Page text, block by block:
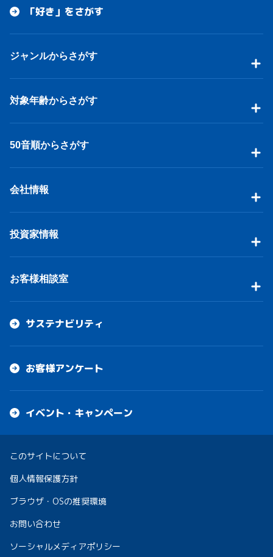
「好き」をさがす
ジャンルからさがす
対象年齢からさがす
50音順からさがす
会社情報
投資家情報
お客様相談室
サステナビリティ
お客様アンケート
イベント・キャンペーン
このサイトについて
個人情報保護方針
ブラウザ・OSの推奨環境
お問い合わせ
ソーシャルメディアポリシー